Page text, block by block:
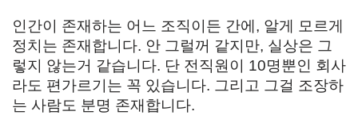
인간이 존재하는 어느 조직이든 간에, 알게 모르게
정치는 존재합니다. 안 그럴꺼 같지만, 실상은 그
렇지 않는거 같습니다. 단 전직원이 10명뿐인 회사
라도 편가르기는 꼭 있습니다. 그리고 그걸 조장하
는 사람도 분명 존재합니다.